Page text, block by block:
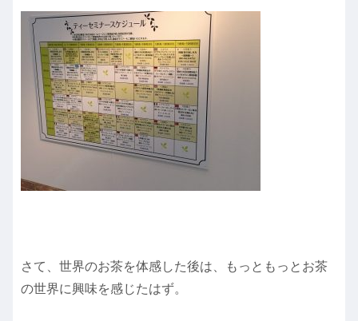
さて、世界のお茶を体感した後は、もっともっとお茶
の世界に興味を感じたはず。